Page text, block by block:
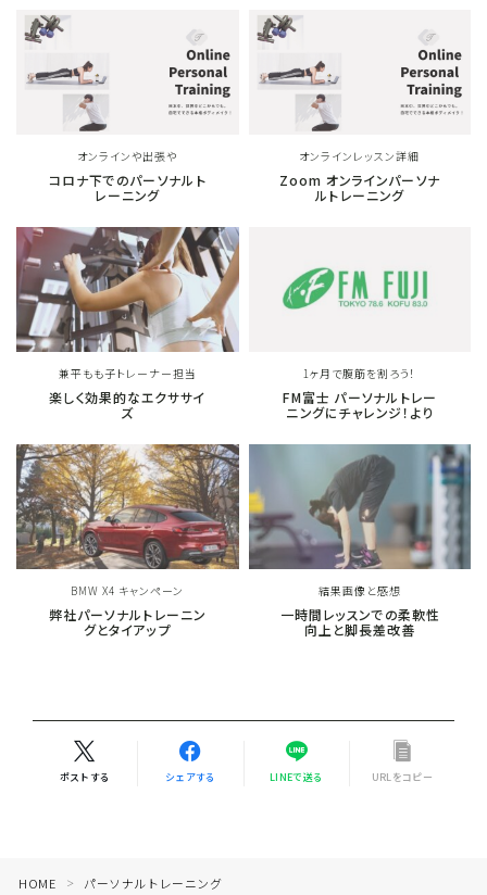
FAQ
取材・メディア実績
お問い合わせ
オンラインや出張や
コロナ下でのパーソナルト
レーニング
オンラインレッスン詳細
Zoom オンラインパーソナ
ルトレーニング
兼平もも子トレーナー担当
楽しく効果的なエクササイ
ズ
1ヶ月で腹筋を割ろう！
FM富士 パーソナルトレー
ニングにチャレンジ！より
BMW X4 キャンペーン
弊社パーソナルトレーニン
グとタイアップ
結果画像と感想
一時間レッスンでの柔軟性
向上と脚長差改善
ポストする シェアする LINEで送る URLをコピー
HOME ＞ パーソナルトレーニング